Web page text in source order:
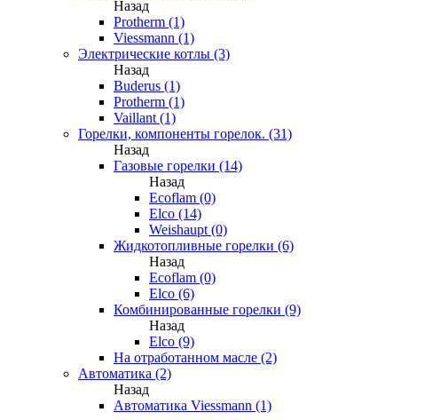
Назад
Protherm (1)
Viessmann (1)
Электрические котлы (3)
Назад
Buderus (1)
Protherm (1)
Vaillant (1)
Горелки, компоненты горелок. (31)
Назад
Газовые горелки (14)
Назад
Ecoflam (0)
Elco (14)
Weishaupt (0)
Жидкотопливные горелки (6)
Назад
Ecoflam (0)
Elco (6)
Комбинированные горелки (9)
Назад
Elco (9)
На отработанном масле (2)
Автоматика (2)
Назад
Автоматика Viessmann (1)